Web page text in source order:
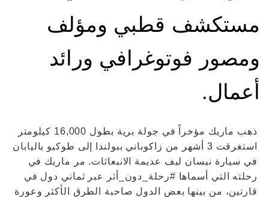
مستكشف قطبي ومؤلف
ومصور فوتوغرافي ورائد
أعمال.
ذهب ماريك مؤخراً في جولة برية بطول 16,000 كيلومتر
استغرقت 3 أشهر من زاكوباني ببولندا إلى طوكيو باليابان
في سيارة نيسان ليف عديمة الانبعاثات. مر ماريك في
رحلته التي أسماها #رحلة_دون_أثر عبر ثماني دول في
قارتين، من بينها بعض الدول صاحبة الطرق الأكثر وعورة